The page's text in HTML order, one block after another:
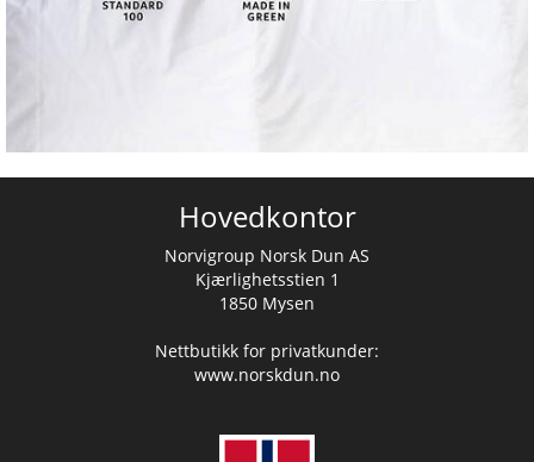
Hovedkontor
Norvigroup Norsk Dun AS
Kjærlighetsstien 1
1850 Mysen
Nettbutikk for privatkunder:
www.norskdun.no